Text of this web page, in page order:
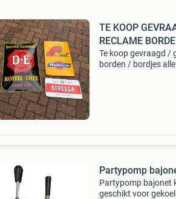
TE KOOP
RECLAME
Te koop gevraagd /
borden / bordjes
Partypomp
Partypomp bajonet
geschikt voor